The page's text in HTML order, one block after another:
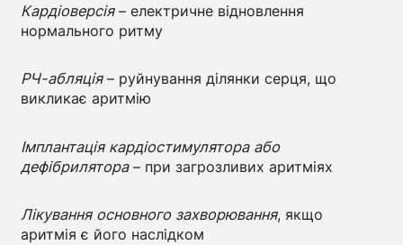
Кардіоверсія– електричне відновлення
нормального ритму
РЧ-абляція– руйнування ділянки серця, що
викликає аритмію
Імплантація кардіостимулятора або
дефібрилятора– при загрозливих аритміях
Лікування основного захворювання, якщо
аритмія є його наслідком